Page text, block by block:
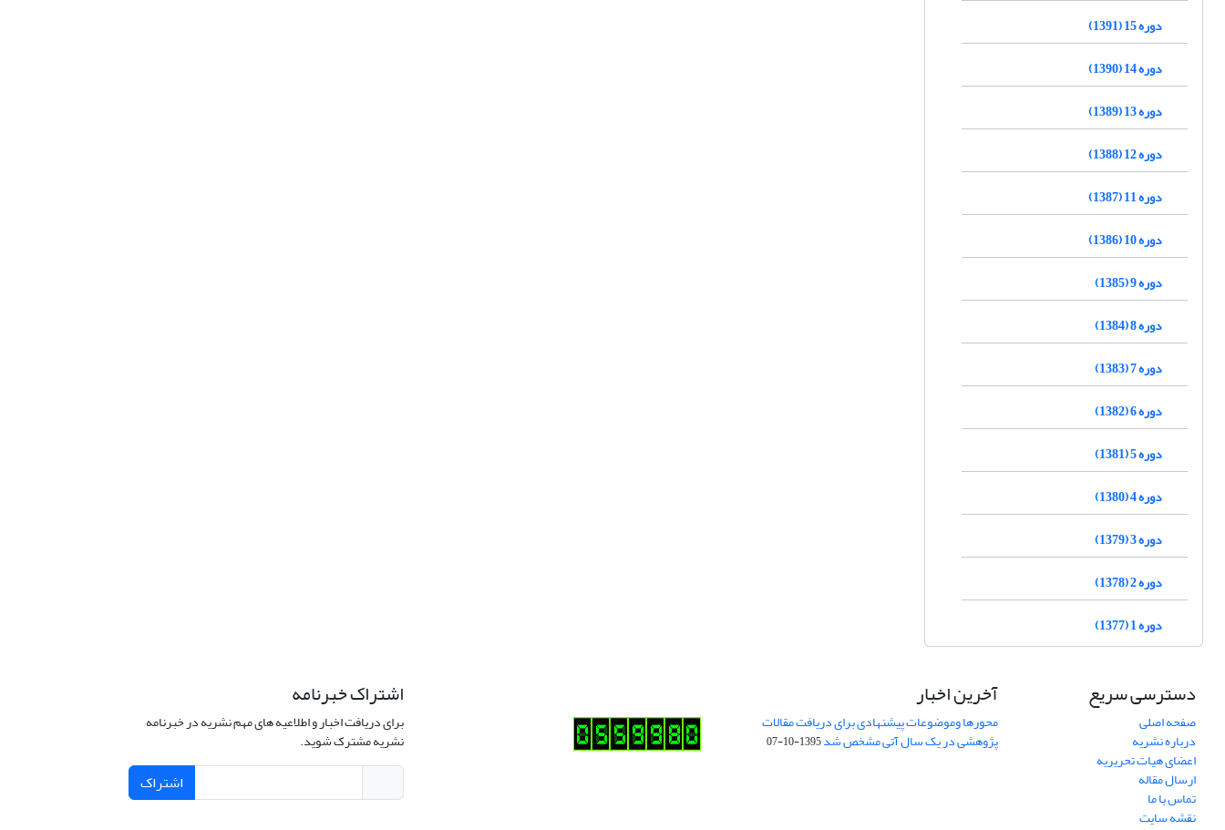
دوره 15 (1391)
دوره 14 (1390)
دوره 13 (1389)
دوره 12 (1388)
دوره 11 (1387)
دوره 10 (1386)
دوره 9 (1385)
دوره 8 (1384)
دوره 7 (1383)
دوره 6 (1382)
دوره 5 (1381)
دوره 4 (1380)
دوره 3 (1379)
دوره 2 (1378)
دوره 1 (1377)
دسترسی سریع
صفحه اصلی
درباره نشریه
اعضای هیات تحریریه
ارسال مقاله
تماس با ما
نقشه سایت
آخرین اخبار
محورها وموضوعات پیشنهادی برای دریافت مقالات
پژوهشی در یک سال آتی مشخص شد1395-10-07
اشتراک خبرنامه
برای دریافت اخبار و اطلاعیه های مهم نشریه در خبرنامه
نشریه مشترک شوید.
اشتراک